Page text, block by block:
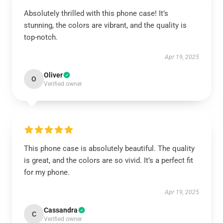
Absolutely thrilled with this phone case! It’s
stunning, the colors are vibrant, and the quality is
top-notch.
Apr 19, 2025
O Oliver
Verified owner
This phone case is absolutely beautiful. The quality
is great, and the colors are so vivid. It’s a perfect fit
for my phone.
Apr 19, 2025
C Cassandra
Verified owner